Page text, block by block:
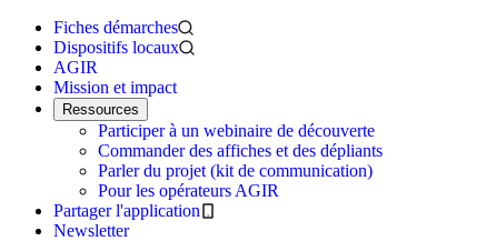
Fiches démarches
Dispositifs locaux
AGIR
Mission et impact
Ressources
Participer à un webinaire de découverte
Commander des affiches et des dépliants
Parler du projet (kit de communication)
Pour les opérateurs AGIR
Partager l'application
Newsletter